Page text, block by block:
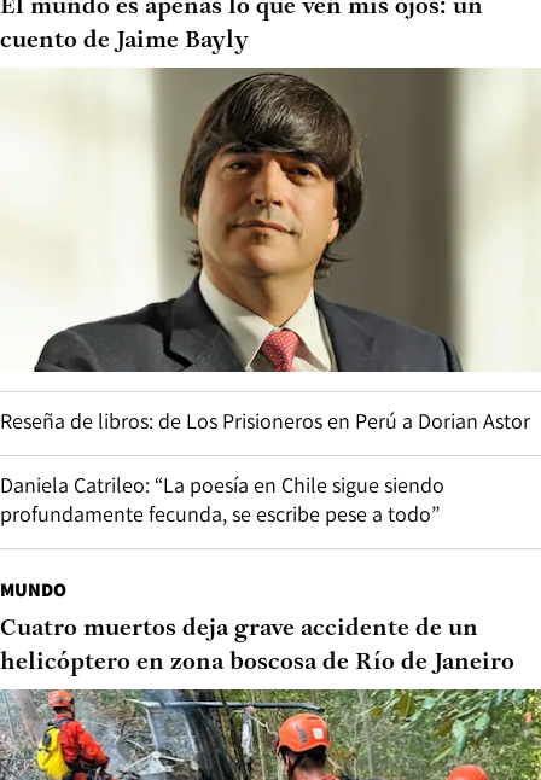
El mundo es apenas lo que ven mis ojos: un
cuento de Jaime Bayly
Reseña de libros: de Los Prisioneros en Perú a Dorian Astor
Daniela Catrileo: “La poesía en Chile sigue siendo
profundamente fecunda, se escribe pese a todo”
MUNDO
Cuatro muertos deja grave accidente de un
helicóptero en zona boscosa de Río de Janeiro